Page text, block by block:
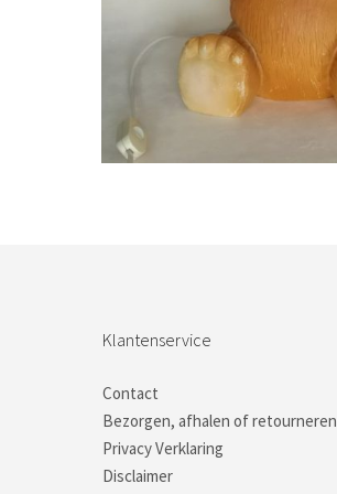
Klantenservice
Contact
Bezorgen, afhalen of retourneren
Privacy Verklaring
Disclaimer